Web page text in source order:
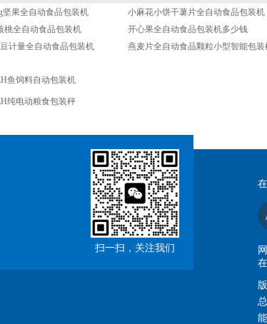
坚果全自动食品包装机
小麻花小饼干薯片全自动食品包装机
桃全自动食品包装机
开心果全自动食品包装机多少钱
计量全自动食品包装机
燕麦片全自动食品颗粒小型智能包装
鱼饲料自动包装机
纯电动粮食包装秤
扫一扫，关注我们